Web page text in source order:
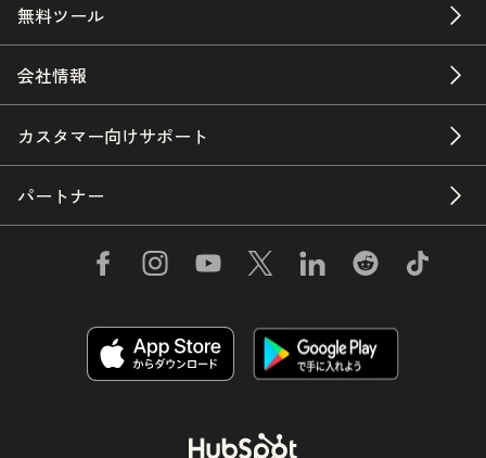
無料ツール
会社情報
カスタマー向けサポート
パートナー